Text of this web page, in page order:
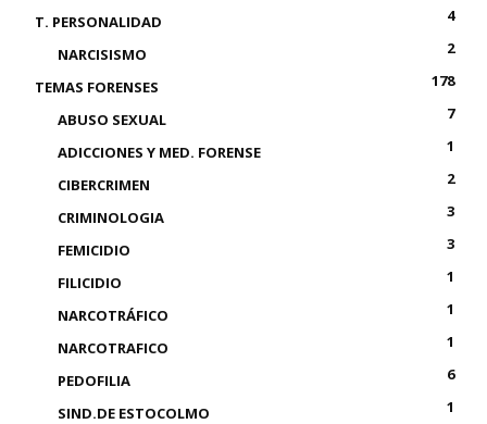
T. PERSONALIDAD
4
NARCISISMO
2
TEMAS FORENSES
178
ABUSO SEXUAL
7
ADICCIONES Y MED. FORENSE
1
CIBERCRIMEN
2
CRIMINOLOGIA
3
FEMICIDIO
3
FILICIDIO
1
NARCOTRÁFICO
1
NARCOTRAFICO
1
PEDOFILIA
6
SIND.DE ESTOCOLMO
1